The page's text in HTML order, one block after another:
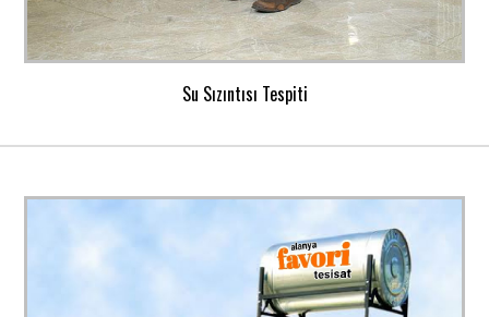
Su Sızıntısı Tespiti